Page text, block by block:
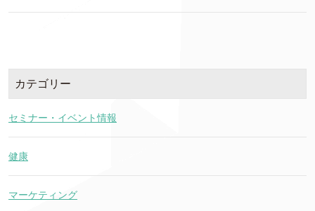
カテゴリー
セミナー・イベント情報
健康
マーケティング